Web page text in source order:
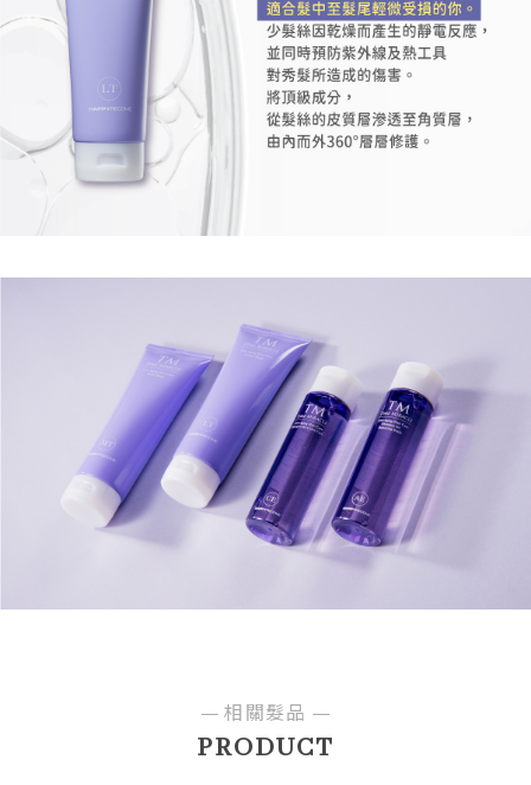
PRODUCT
相關髮品